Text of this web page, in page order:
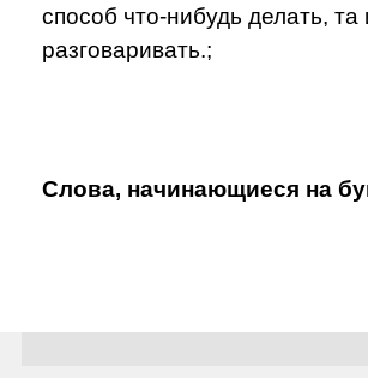
способ что-нибудь делать,
разговаривать.;
Слова, начинающиеся на